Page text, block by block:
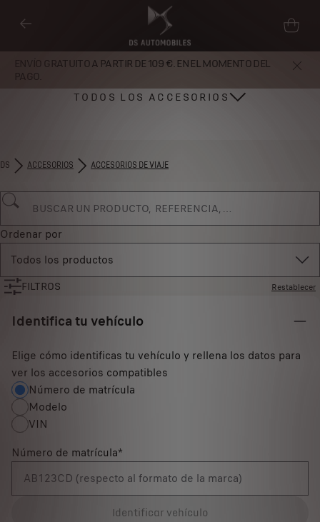
ENVÍO GRATUITO A PARTIR DE 109 €. EN EL MOMENTO DEL
PAGO.
TODOS LOS ACCESORIOS
DS ACCESORIOS ACCESORIOS DE VIAJE
Ordenar por
Todos los productos
FILTROS Restablecer
Identifica tu vehículo
Elige cómo identificas tu vehículo y rellena los datos para
ver los accesorios compatibles
Número de matrícula
Modelo
VIN
Número de matrícula*
Identificar vehículo